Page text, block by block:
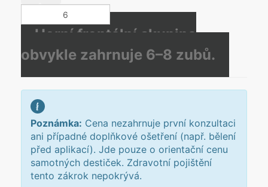
Horní frontální skupina
obvykle zahrnuje 6–8 zubů.
Poznámka: Cena nezahrnuje první konzultaci
ani případné doplňkové ošetření (např. bělení
před aplikací). Jde pouze o orientační cenu
samotných destiček. Zdravotní pojištění
tento zákrok nepokrývá.